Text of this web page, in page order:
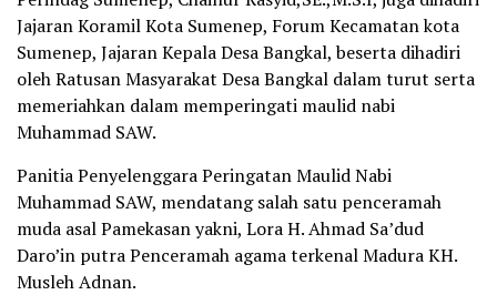
Jajaran Koramil Kota Sumenep, Forum Kecamatan kota
Sumenep, Jajaran Kepala Desa Bangkal, beserta dihadiri
oleh Ratusan Masyarakat Desa Bangkal dalam turut serta
memeriahkan dalam memperingati maulid nabi
Muhammad SAW.
Panitia Penyelenggara Peringatan Maulid Nabi
Muhammad SAW, mendatang salah satu penceramah
muda asal Pamekasan yakni, Lora H. Ahmad Sa’dud
Daro’in putra Penceramah agama terkenal Madura KH.
Musleh Adnan.